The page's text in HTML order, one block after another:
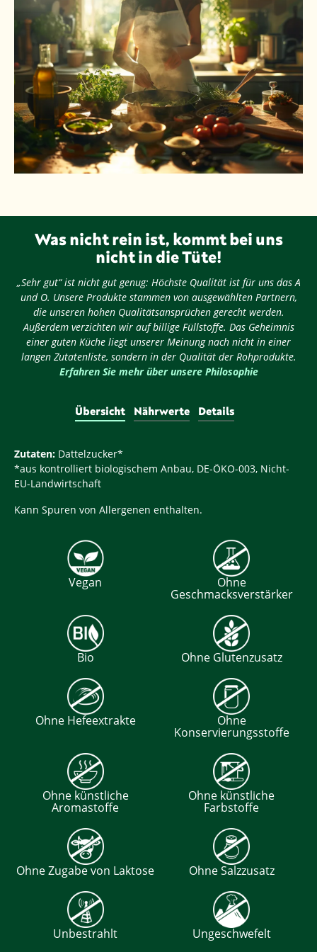
Was nicht rein ist, kommt bei uns
nicht in die Tüte!
„Sehr gut“ ist nicht gut genug: Höchste Qualität ist für uns das A
und O. Unsere Produkte stammen von ausgewählten Partnern,
die unseren hohen Qualitätsansprüchen gerecht werden.
Außerdem verzichten wir auf billige Füllstoffe. Das Geheimnis
einer guten Küche liegt unserer Meinung nach nicht in einer
langen Zutatenliste, sondern in der Qualität der Rohprodukte.
Erfahren Sie mehr über unsere Philosophie
Übersicht Nährwerte Details
Zutaten: Dattelzucker*
*aus kontrolliert biologischem Anbau, DE-ÖKO-003, Nicht-
EU-Landwirtschaft
Kann Spuren von Allergenen enthalten.
Vegan Ohne
Geschmacksverstärker
Bio Ohne Glutenzusatz
Ohne Hefeextrakte Ohne
Konservierungsstoffe
Ohne künstliche
Aromastoffe
Ohne künstliche
Farbstoffe
Ohne Zugabe von Laktose Ohne Salzzusatz
Unbestrahlt Ungeschwefelt